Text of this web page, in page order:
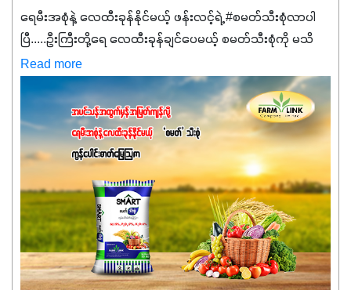
ရေမီးအစုံနဲ့ လေထီးခုန်နိုင်မယ့် ဖန်းလင့်ရဲ့ #စမတ်သီးစုံလာပါ
ပြီ.....ဦးကြီးတို့ရေ ‌လေထီးခုန်ချင်ပေမယ့် စမတ်သီးစုံကို မသိ
သေးရင်တော့ ဒီစာလေးကို ဆက်ဖတ်‌ပေးပါ #စမတ်သီးစုံဆိုတာ
အပင်တိုင်းအတွက် အဓိကအာဟာရNPK (19:7:8)နဲ့ #ဟူးမစ်
အက်စစ်တို့ အချိုးကျ ပေါင်းစပ်ထားတဲ့ ကွန်ပေါင်း
ဓာတ်မြေဩဇာဖြစ်ပါတယ်။ အဓိကအကျိုးကျေးဇူးတွေအနေနဲ့
ကတော့ နိုက်ထရိုဂျင် 19%ပါဝင်တဲ့အတွက် ကလိုရိုဖီးလ်ဖွဲ့စည်း
မှုကို အားပေးကာ သီးနှံပင်များ၏အရွက်များစိမ်းလန်းသန်စွမ်း
ပြီး အစာချက်လုပ်မှုအားကောင်းစေပါတယ်။ အပင်၏ပင်ပိုင်း
ကြီးထွားမှုကို တိုးမြင့်စေကာ အပင်သန်၍ အကြီးမြန်စေပါတယ်။
သင့်တော်တဲ့ Phosphorus 7%ပါဝင်မှုကြောင့် အပင်ရဲ့ အမြစ်
ဖွဲ့စည်းတည်ဆောက်မှုကို ပို၍သန်မာလာအောင် အားပေးပါ
တယ်။ ဒါ့အပြင် ပန်းပွင့်ခြင်း၊အသီးသီးခြင်း၊အစေ့တည်ခြင်း
Read more